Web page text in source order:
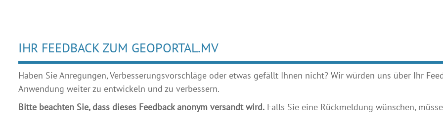
IHR FEEDBACK ZUM GEOPORTAL.MV
Haben Sie Anregungen, Verbesserungsvorschläge oder etwas gefällt Ihnen nicht? Wir würden uns über Ihr
Anwendung weiter zu entwickeln und zu verbessern.
Bitte beachten Sie, dass dieses Feedback anonym versandt wird.Falls Sie eine Rückmeldung wünschen,